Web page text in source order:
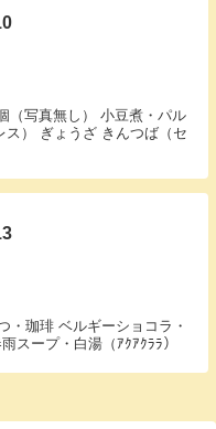
（写真無し） 小豆煮・パル
ス） ぎょうざ きんつば（セ
・珈琲 ベルギーショコラ・
スープ・白湯（ｱｸｱｸﾗﾗ）